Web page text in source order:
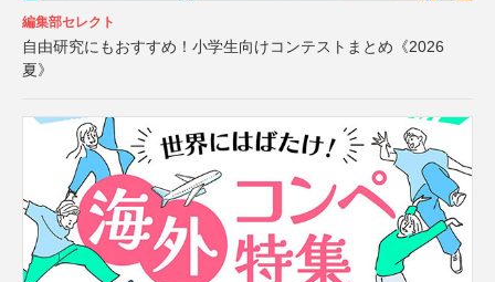
編集部セレクト
自由研究にもおすすめ！小学生向けコンテストまとめ《2026
夏》